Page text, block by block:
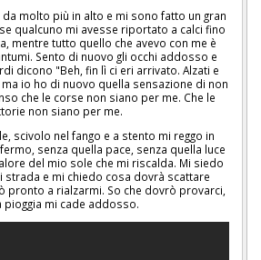
molto più in alto e mi sono fatto un gran
qualcuno mi avesse riportato a calci fino
mentre tutto quello che avevo con me è
Sento di nuovo gli occhi addosso e
dicono "Beh, fin lì ci eri arrivato. Alzati e
ma io ho di nuovo quella sensazione di non
che le corse non siano per me. Che le
non siano per me.
scivolo nel fango e a stento mi reggo in
senza quella pace, senza quella luce
del mio sole che mi riscalda. Mi siedo
strada e mi chiedo cosa dovrà scattare
pronto a rialzarmi. So che dovrò provarci,
pioggia mi cade addosso.